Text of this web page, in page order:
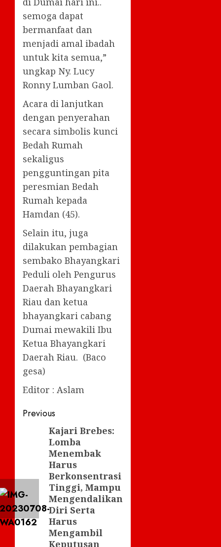
semoga dapat
bermanfaat dan
menjadi amal ibadah
untuk kita semua,”
ungkap Ny. Lucy
Ronny Lumban Gaol.
Acara di lanjutkan
dengan penyerahan
secara simbolis kunci
Bedah Rumah
sekaligus
pengguntingan pita
peresmian Bedah
Rumah kepada
Hamdan (45).
Selain itu, juga
dilakukan pembagian
sembako Bhayangkari
Peduli oleh Pengurus
Daerah Bhayangkari
Riau dan ketua
bhayangkari cabang
Dumai mewakili Ibu
Ketua Bhayangkari
Daerah Riau. (Baco
gesa)
Editor : Aslam
Post
navigation
Previous
PreviousKajari Brebes:
Lomba
Menembak
Harus
Berkonsentrasi
Tinggi, Mampu
Mengendalikan
Diri Serta
Harus
Mengambil
Keputusan